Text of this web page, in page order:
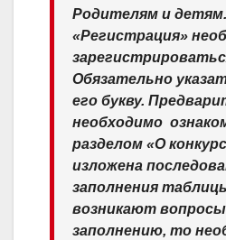
Родителям и
«Регистрация»
Обязательно
его букву.
необходимо
разделом «О
изложена
заполнения
возникают
заполнению, то